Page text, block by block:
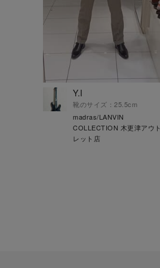
Y.I
靴のサイズ：25.5cm
madras/LANVIN
COLLECTION 木更津アウト
レット店